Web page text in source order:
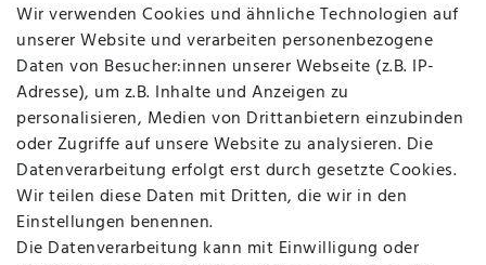
Widerruf
Vertrag widerrufen Kontakt
MAPALI VOR ORT
Wir verwenden Cookies und ähnliche Technologien auf
unserer Website und verarbeiten personenbezogene
Daten von Besucher:innen unserer Webseite (z.B. IP-
Adresse), um z.B. Inhalte und Anzeigen zu
personalisieren, Medien von Drittanbietern einzubinden
oder Zugriffe auf unsere Website zu analysieren. Die
Datenverarbeitung erfolgt erst durch gesetzte Cookies.
Wir teilen diese Daten mit Dritten, die wir in den
Einstellungen benennen.
Die Datenverarbeitung kann mit Einwilligung oder